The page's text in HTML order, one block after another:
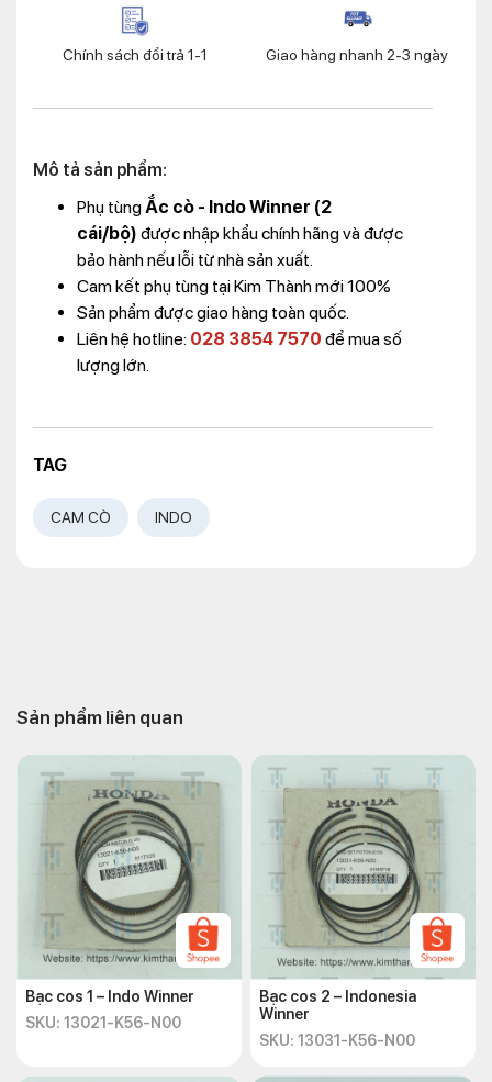
Chính sách đổi trả 1-1 Giao hàng nhanh 2-3 ngày
Mô tả sản phẩm:
Phụ tùngẮc cò - Indo Winner (2
cái/bộ) được nhập khẩu chính hãng và được
bảo hành nếu lỗi từ nhà sản xuất.
Cam kết phụ tùng tại Kim Thành mới 100%
Sản phẩm được giao hàng toàn quốc.
Liên hệ hotline: 028 3854 7570 để mua số
lượng lớn.
TAG
CAM CÒ INDO
Sản phẩm liên quan
Bạc cos 1 – Indo Winner
SKU: 13021-K56-N00
Bạc cos 2 – Indonesia
Winner
SKU: 13031-K56-N00